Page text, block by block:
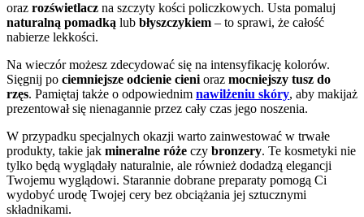
oraz rozświetlacz na szczyty kości policzkowych. Usta pomaluj
naturalną pomadką lub błyszczykiem – to sprawi, że całość
nabierze lekkości.
Na wieczór możesz zdecydować się na intensyfikację kolorów.
Sięgnij po ciemniejsze odcienie cieni oraz mocniejszy tusz do
rzęs. Pamiętaj także o odpowiednim nawilżeniu skóry, aby makijaż
prezentował się nienagannie przez cały czas jego noszenia.
W przypadku specjalnych okazji warto zainwestować w trwałe
produkty, takie jak mineralne róże czy bronzery. Te kosmetyki nie
tylko będą wyglądały naturalnie, ale również dodadzą elegancji
Twojemu wyglądowi. Starannie dobrane preparaty pomogą Ci
wydobyć urodę Twojej cery bez obciążania jej sztucznymi
składnikami.